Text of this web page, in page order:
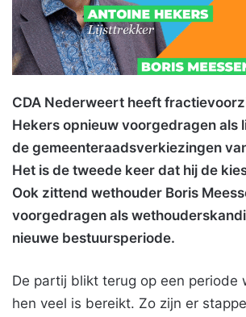
CDA Nederweert heeft
Hekers opnieuw voorgedragen als
de gemeenteraadsverkiezingen
Het is de tweede keer dat hij de
Ook zittend wethouder Boris
voorgedragen als
nieuwe bestuursperiode.
De partij blikt terug op een periode
hen veel is bereikt. Zo zijn er